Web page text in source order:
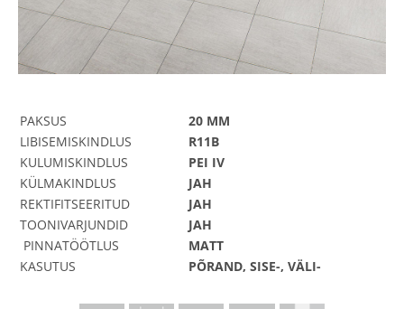
PAKSUS
20 MM
LIBISEMISKINDLUS
R11B
KULUMISKINDLUS
PEI IV
KÜLMAKINDLUS
JAH
REKTIFITSEERITUD
JAH
TOONIVARJUNDID
JAH
PINNATÖÖTLUS
MATT
KASUTUS
PÕRAND, SISE-, VÄLI-